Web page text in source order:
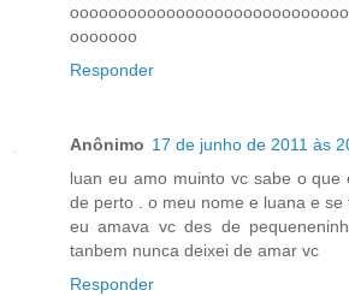
ooooooo
Responder
Anônimo 17 de junho de 2011 às
luan eu amo muinto vc sabe o
de perto . o meu nome e luana e se
eu amava vc des de
tanbem nunca deixei de amar vc
Responder